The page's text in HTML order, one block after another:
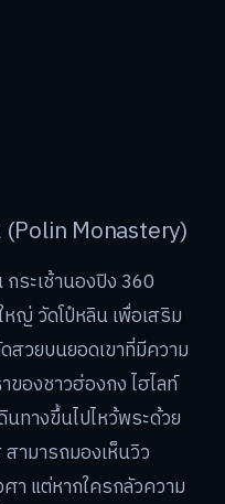
Monastery)
ระเช้านองปิง 360
ญ่ วัดโป๋หลิน เพื่อเสริม
สวยบนยอดเขาที่มีความ
องชาวฮ่องกง ไฮไลท์
ทางขึ้นไปไหว้พระด้วย
ามารถมองเห็นวิว
า แต่หากใครกลัวความ